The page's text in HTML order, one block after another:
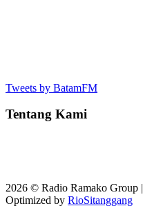
Tweets by BatamFM
Tentang Kami
2026 © Radio Ramako Group |
Optimized by RioSitanggang